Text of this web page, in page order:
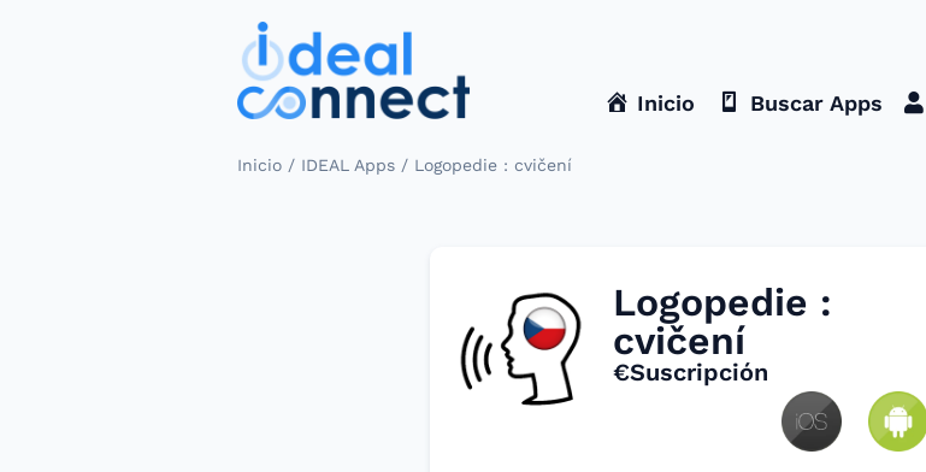
Inicio Buscar Apps
Inicio / IDEAL Apps / Logopedie : cvičení
Logopedie :
cvičení
€Suscripción